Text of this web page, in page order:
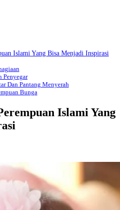
Islami Yang Bisa Menjadi Inspirasi
Penyegar
Dan Pantang Menyerah
Bunga
Islami Yang